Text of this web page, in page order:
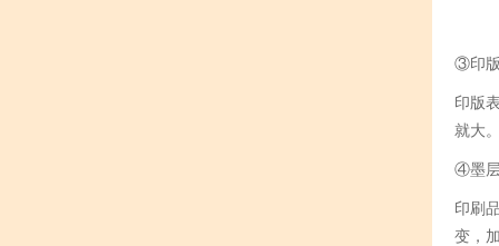
③印
印版
就大
④墨
印刷
变，